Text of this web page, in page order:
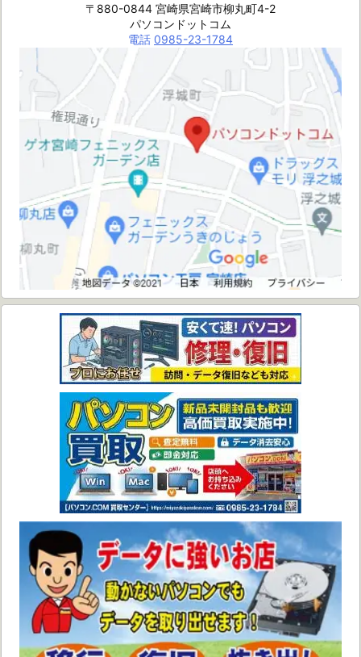
〒880-0844 宮崎県宮崎市柳丸町4-2
パソコンドットコム
電話 0985-23-1784